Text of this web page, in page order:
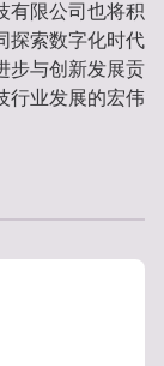
有限公司也将积
探索数字化时代
步与创新发展贡
行业发展的宏伟